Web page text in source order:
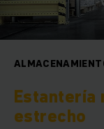
Estantería
estrecho